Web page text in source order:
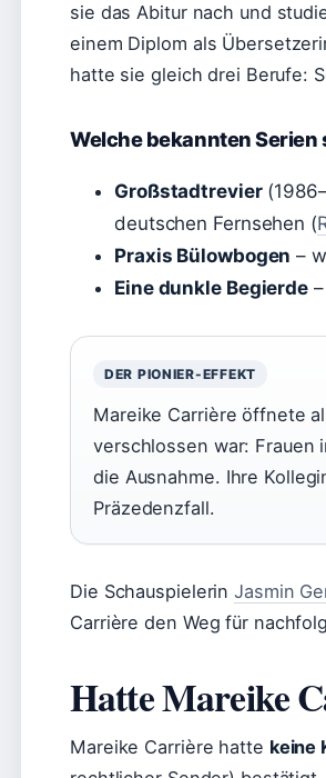
sie das Abitur nach und
einem Diplom als
hatte sie gleich drei Berufe:
Welche bekannten Serien
Großstadtrevier
deutschen Fernsehen (
Praxis Bülowbogen –
Eine dunkle Begierde
DER PIONIER-EFFEKT
Mareike Carrière öffnete
verschlossen war: Frauen
die Ausnahme. Ihre
Präzedenzfall.
Die SchauspielerinJasmin
Carrière den Weg für
Hatte Mareike
Mareike Carrière hatte keine